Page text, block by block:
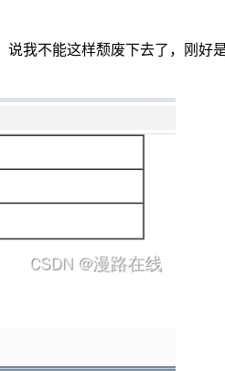
我不能这样颓废下去了，刚好